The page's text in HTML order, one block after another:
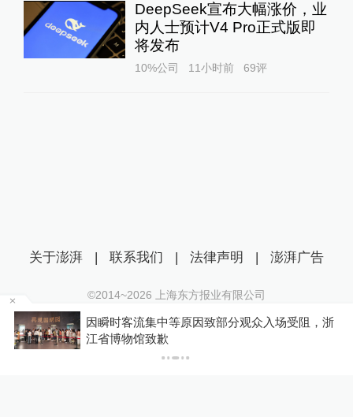
DeepSeek宣布大幅涨价，业
内人士预计V4 Pro正式版即
将发布
10%公司 11小时前 69评
因瞬时客流集中等原因致部分观众入场受阻，浙
江省博物馆致歉
关于澎湃 | 联系我们 | 法律声明 | 澎湃广告
©2014~2026 上海东方报业有限公司
沪ICP证：沪B2-20170116 | 沪ICP备14003370号
互联网新闻信息服务许可证：31120170006
沪公网安备 31010602000299号